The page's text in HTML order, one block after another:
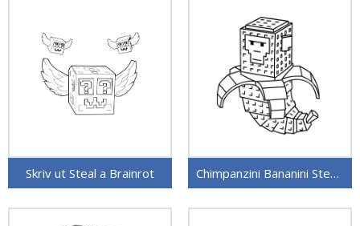
Skriv ut Steal a Brainrot Chimpanzini Bananini Steal a Brainrot